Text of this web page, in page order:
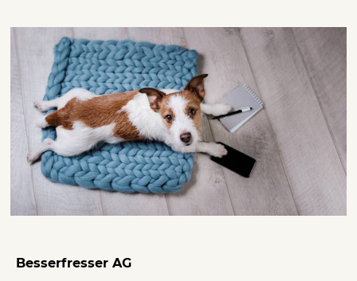
Besserfresser AG